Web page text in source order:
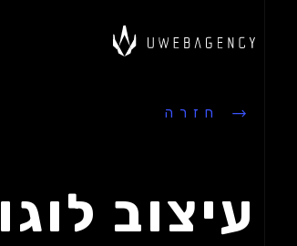
חזרה
עיצוב לוגו 2
שלכם מוכנים עבור הפרויקט שלכם